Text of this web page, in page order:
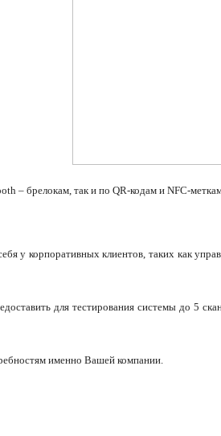
– брелокам, так и по QR-кодам и NFC-
у корпоративных клиентов, таких как
для тестирования системы до 5
именно Вашей компании.